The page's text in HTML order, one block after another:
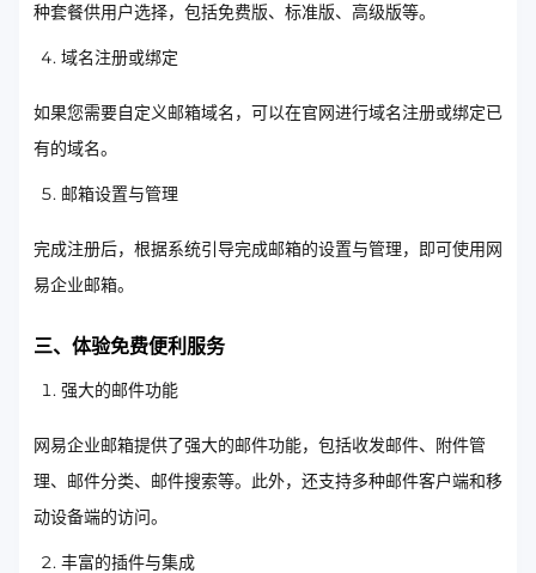
种套餐供用户选择，包括免费版、标准版、高级版等。
域名注册或绑定
如果您需要自定义邮箱域名，可以在官网进行域名注册或绑定已
有的域名。
邮箱设置与管理
完成注册后，根据系统引导完成邮箱的设置与管理，即可使用网
易企业邮箱。
三、体验免费便利服务
强大的邮件功能
网易企业邮箱提供了强大的邮件功能，包括收发邮件、附件管
理、邮件分类、邮件搜索等。此外，还支持多种邮件客户端和移
动设备端的访问。
丰富的插件与集成